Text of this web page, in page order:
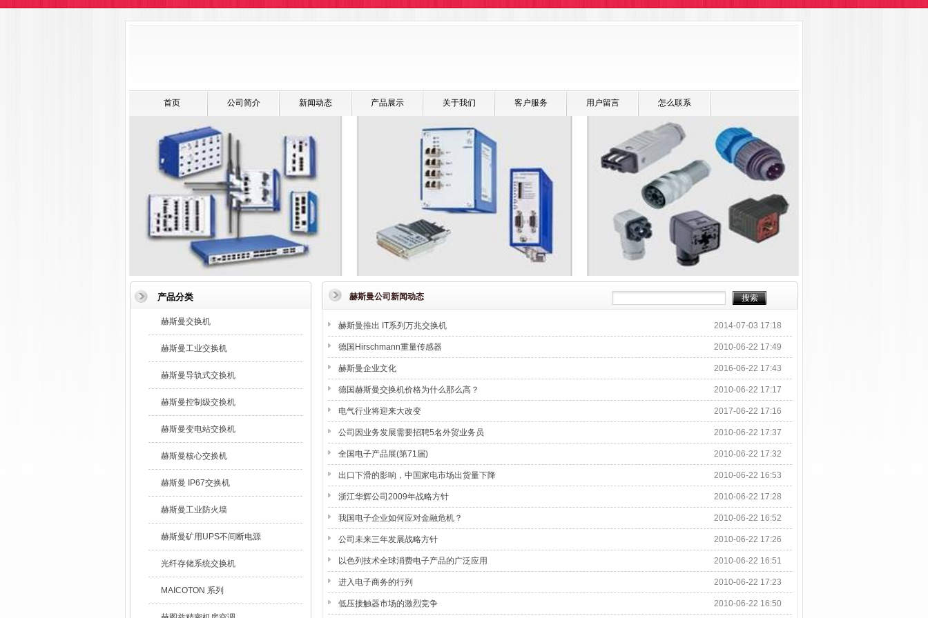
首页 公司简介 新闻动态 产品展示 关于我们 客户服务 用户留言 怎么联系
赫斯曼公司新闻动态
赫斯曼推出 IT系列万兆交换机 2014-07-03 17:18
德国Hirschmann重量传感器 2010-06-22 17:49
赫斯曼企业文化 2016-06-22 17:43
德国赫斯曼交换机价格为什么那么高？ 2010-06-22 17:17
电气行业将迎来大改变 2017-06-22 17:16
公司因业务发展需要招聘5名外贸业务员 2010-06-22 17:37
全国电子产品展(第71届) 2010-06-22 17:32
出口下滑的影响，中国家电市场出货量下降 2010-06-22 16:53
浙江华辉公司2009年战略方针 2010-06-22 17:28
我国电子企业如何应对金融危机？ 2010-06-22 16:52
公司未来三年发展战略方针 2010-06-22 17:26
以色列技术全球消费电子产品的广泛应用 2010-06-22 16:51
进入电子商务的行列 2010-06-22 17:23
低压接触器市场的激烈竞争 2010-06-22 16:50
产品分类
赫斯曼交换机
赫斯曼工业交换机
赫斯曼导轨式交换机
赫斯曼控制级交换机
赫斯曼变电站交换机
赫斯曼核心交换机
赫斯曼 IP67交换机
赫斯曼工业防火墙
赫斯曼矿用UPS不间断电源
光纤存储系统交换机
MAICOTON 系列